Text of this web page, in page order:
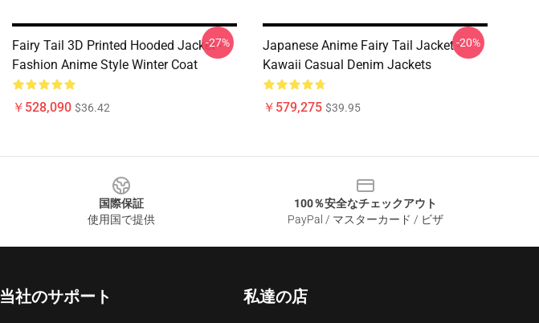
Fairy Tail 3D Printed Hooded Jacket -
Fashion Anime Style Winter Coat
￥528,090 $36.42
-27%
Japanese Anime Fairy Tail Jacket -
Kawaii Casual Denim Jackets
￥579,275 $39.95
-20%
国際保証
使用国で提供
100％安全なチェックアウト
PayPal / マスターカード / ビザ
当社のサポート 私達の店